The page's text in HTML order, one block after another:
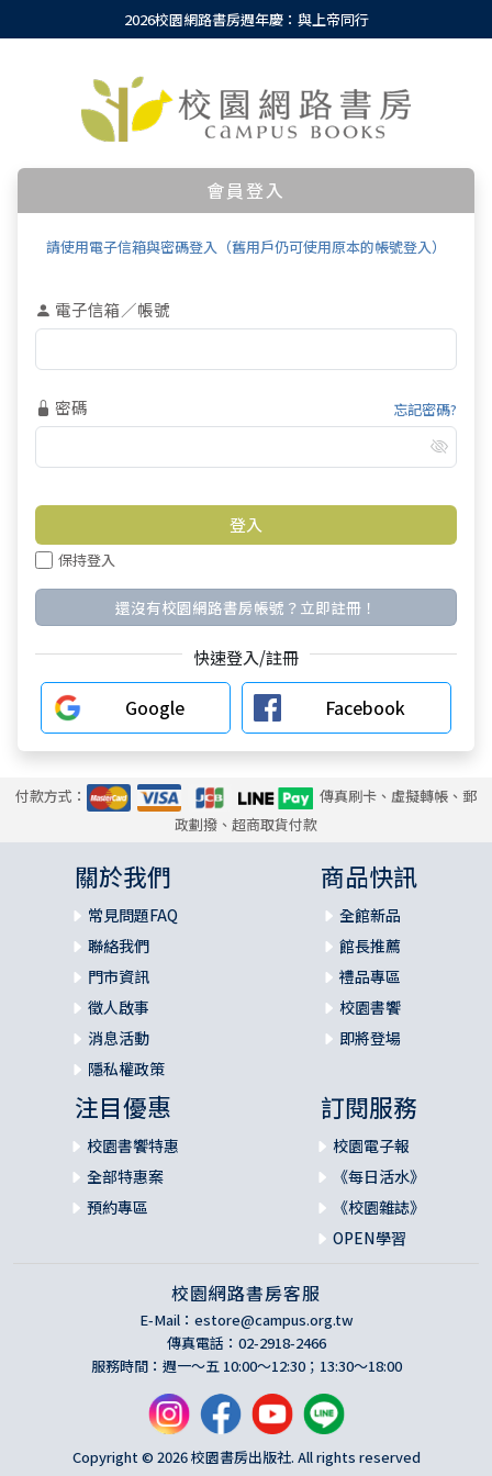
2026校園網路書房週年慶：與上帝同行
會員登入
請使用電子信箱與密碼登入（舊用戶仍可使用原本的帳號登入）
電子信箱／帳號
密碼 忘記密碼?
保持登入
還沒有校園網路書房帳號？立即註冊！
快速登入/註冊
Google Facebook
付款方式：
傳真刷卡、虛擬轉帳、郵
政劃撥、超商取貨付款
關於我們
常見問題FAQ
聯絡我們
門市資訊
徵人啟事
消息活動
隱私權政策
商品快訊
全館新品
館長推薦
禮品專區
校園書饗
即將登場
注目優惠
校園書饗特惠
全部特惠案
預約專區
訂閱服務
校園電子報
《每日活水》
《校園雜誌》
OPEN學習
校園網路書房客服
E-Mail： estore@campus.org.tw
傳真電話：02-2918-2466
服務時間：週一～五 10:00～12:30；13:30～18:00
Copyright © 2026 校園書房出版社. All rights reserved